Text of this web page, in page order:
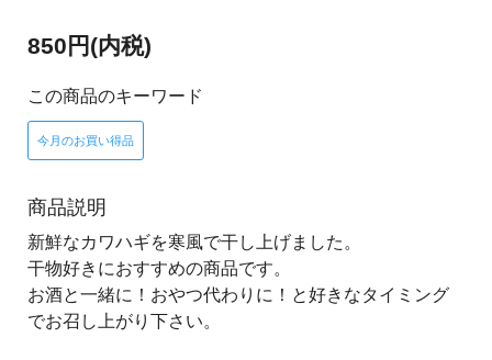
850円(内税)
この商品のキーワード
今月のお買い得品
商品説明
新鮮なカワハギを寒風で干し上げました。
干物好きにおすすめの商品です。
お酒と一緒に！おやつ代わりに！と好きなタイミング
でお召し上がり下さい。